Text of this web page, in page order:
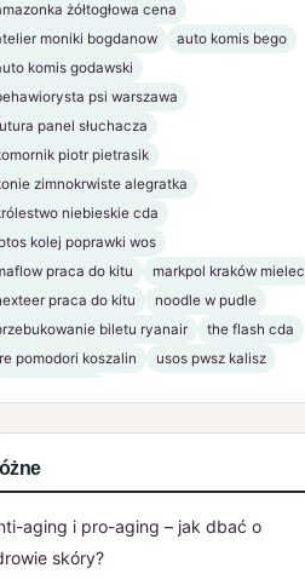
żółtogłowa cena
moniki bogdanow
auto komis bego
komis godawski
psi warszawa
panel słuchacza
piotr pietrasik
zimnokrwiste alegratka
niebieskie cda
kolej poprawki wos
praca do kitu
markpol kraków mielec
praca do kitu
noodle w pudle
biletu ryanair
the flash cda
pomodori koszalin
usos pwsz kalisz
aging i pro-aging – jak dbać o
skóry?